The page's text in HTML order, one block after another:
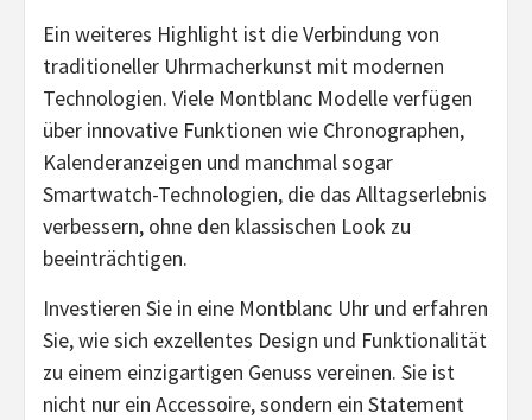
Ein weiteres Highlight ist die Verbindung von
traditioneller Uhrmacherkunst mit modernen
Technologien. Viele Montblanc Modelle verfügen
über innovative Funktionen wie Chronographen,
Kalenderanzeigen und manchmal sogar
Smartwatch-Technologien, die das Alltagserlebnis
verbessern, ohne den klassischen Look zu
beeinträchtigen.
Investieren Sie in eine Montblanc Uhr und erfahren
Sie, wie sich exzellentes Design und Funktionalität
zu einem einzigartigen Genuss vereinen. Sie ist
nicht nur ein Accessoire, sondern ein Statement